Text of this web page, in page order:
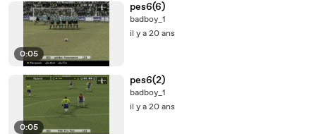
0:05
pes6(6)
badboy_1
il y a 20 ans
0:05
pes6(2)
badboy_1
il y a 20 ans